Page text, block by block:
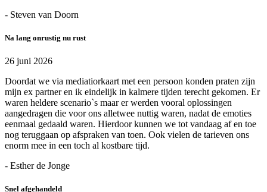
- Steven van Doorn
Na lang onrustig nu rust
26 juni 2026
Doordat we via mediatiorkaart met een persoon konden praten zijn
mijn ex partner en ik eindelijk in kalmere tijden terecht gekomen. Er
waren heldere scenario`s maar er werden vooral oplossingen
aangedragen die voor ons alletwee nuttig waren, nadat de emoties
eenmaal gedaald waren. Hierdoor kunnen we tot vandaag af en toe
nog teruggaan op afspraken van toen. Ook vielen de tarieven ons
enorm mee in een toch al kostbare tijd.
- Esther de Jonge
Snel afgehandeld